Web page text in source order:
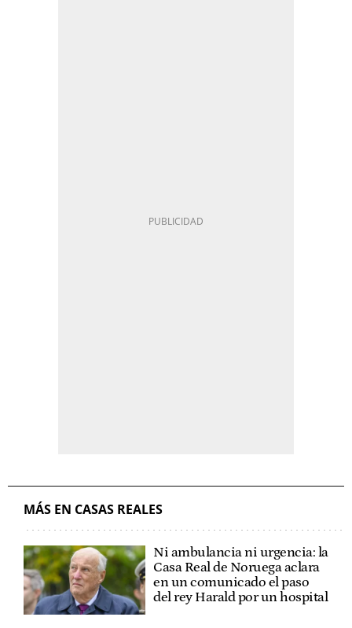
MÁS EN CASAS REALES
Ni ambulancia ni urgencia: la
Casa Real de Noruega aclara
en un comunicado el paso
del rey Harald por un hospital